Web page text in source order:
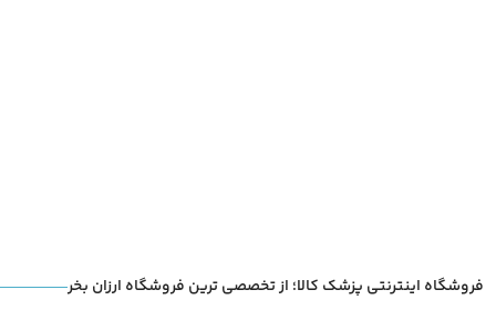
فروشگاه اینترنتی پزشک کالا؛ از تخصصی ترین فروشگاه ارزان بخر